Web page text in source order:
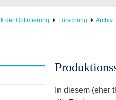
der Optimierung Forschung Archiv
In diesem (eher